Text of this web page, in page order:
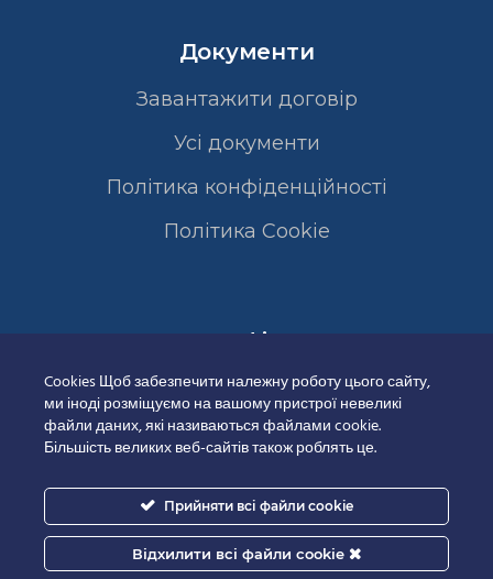
Документи
Завантажити договір
Усі документи
Політика конфіденційності
Полiтика Cookie
Сертифікати
Cookies Щоб забезпечити належну роботу цього сайту,
ми іноді розміщуємо на вашому пристрої невеликі
файли даних, які називаються файлами cookie.
Більшість великих веб-сайтів також роблять це.
Прийняти всі файли cookie
Відхилити всі файли cookie